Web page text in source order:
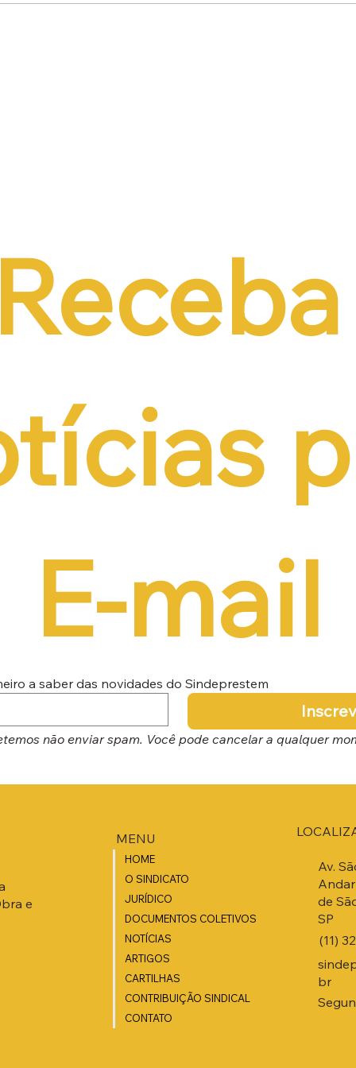
Receba
E-mail
a saber das novidades do Sindeprestem
não enviar spam. Você pode cancelar a qualquer
e
MENU
HOME
O SINDICATO
JURÍDICO
DOCUMENTOS COLETIVOS
NOTÍCIAS
ARTIGOS
CARTILHAS
CONTRIBUIÇÃO SINDICAL
CONTATO
Av.
de
SP
(11)
br